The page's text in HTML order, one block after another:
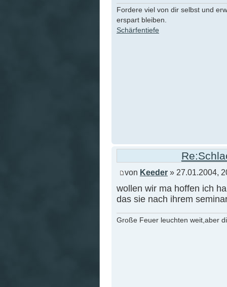
Fordere viel von dir selbst und
erspart bleiben.
Schärfentiefe
von Keeder » 27.01.2004,
wollen wir ma hoffen ich
das sie nach ihrem
Große Feuer leuchten weit,aber